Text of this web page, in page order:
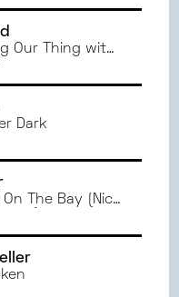
Our Thing with
Dark
The Bay (Nick